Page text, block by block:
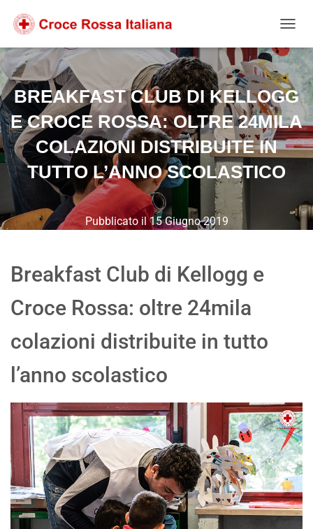
contenuto
alla
navigazione
footer
BREAKFAST CLUB DI KELLOGG
E CROCE ROSSA: OLTRE 24MILA
COLAZIONI DISTRIBUITE IN
TUTTO L’ANNO SCOLASTICO
Pubblicato il15 Giugno 2019
Breakfast Club di Kellogg e
Croce Rossa: oltre 24mila
colazioni distribuite in tutto
l’anno scolastico